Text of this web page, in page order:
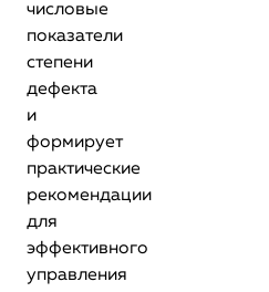
числовые
показатели
степени
дефекта
и
формирует
практические
рекомендации
для
эффективного
управления